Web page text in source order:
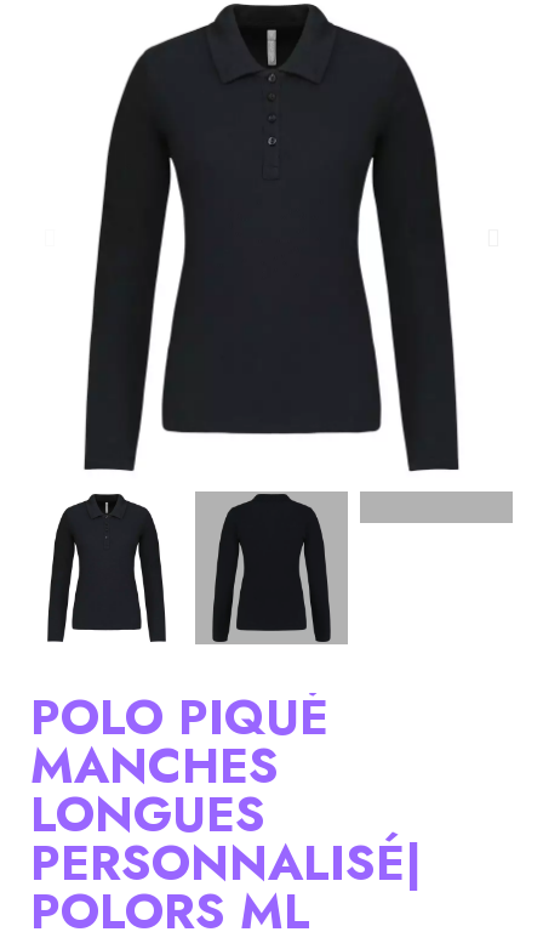
POLO PIQUÉ
MANCHES
LONGUES
PERSONNALISÉ|
POLORS ML